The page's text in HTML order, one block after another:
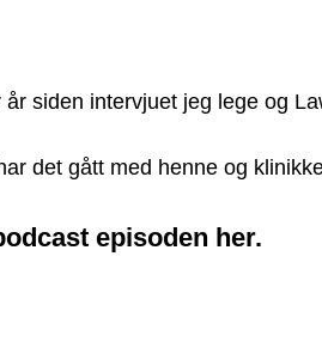
år siden intervjuet jeg lege og
det gått med henne og
episoden her.